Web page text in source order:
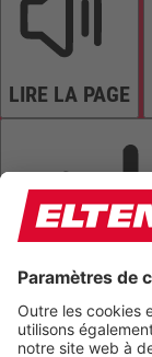
LIRE LA PAGE